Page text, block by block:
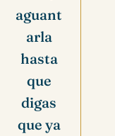
aguant
arla
hasta
que
digas
que ya